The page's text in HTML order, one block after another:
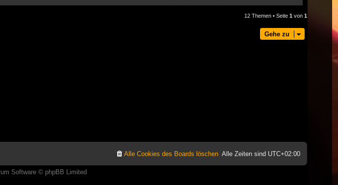
12 Themen • Seite 1 von 1
Gehe zu
Alle Zeiten sind UTC+02:00
Alle Cookies des Boards löschen
Software © phpBB Limited